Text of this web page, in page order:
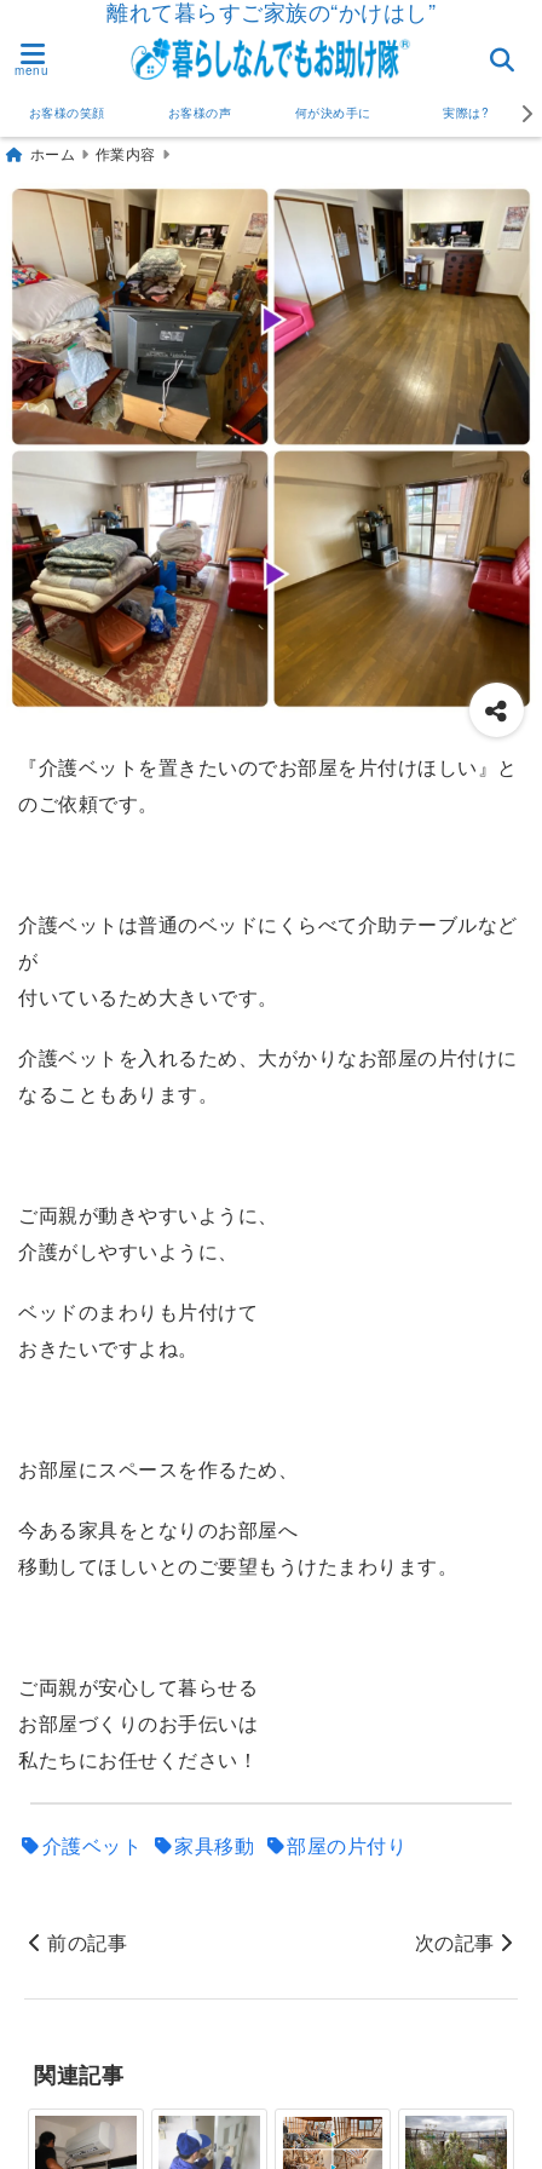
離れて暮らすご家族の“かけはし”
menu
お客様の笑顔 お客様の声 何が決め手に 実際は?
ホーム 作業内容
『介護ベットを置きたいのでお部屋を片付けほしい』と
のご依頼です。
介護ベットは普通のベッドにくらべて介助テーブルなど
が
付いているため大きいです。
介護ベットを入れるため、大がかりなお部屋の片付けに
なることもあります。
ご両親が動きやすいように、
介護がしやすいように、
ベッドのまわりも片付けて
おきたいですよね。
お部屋にスペースを作るため、
今ある家具をとなりのお部屋へ
移動してほしいとのご要望もうけたまわります。
ご両親が安心して暮らせる
お部屋づくりのお手伝いは
私たちにお任せください！
介護ベット 家具移動 部屋の片付り
前の記事 次の記事
関連記事